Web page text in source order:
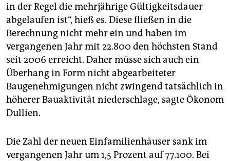
in der Regel die mehrjährige Gültigkeitsdauer
abgelaufen ist“, hieß es. Diese fließen in die
Berechnung nicht mehr ein und haben im
vergangenen Jahr mit 22.800 den höchsten Stand
seit 2006 erreicht. Daher müsse sich auch ein
Überhang in Form nicht abgearbeiteter
Baugenehmigungen nicht zwingend tatsächlich in
höherer Bauaktivität niederschlage, sagte Ökonom
Dullien.
Die Zahl der neuen Einfamilienhäuser sank im
vergangenen Jahr um 1,5 Prozent auf 77.100. Bei